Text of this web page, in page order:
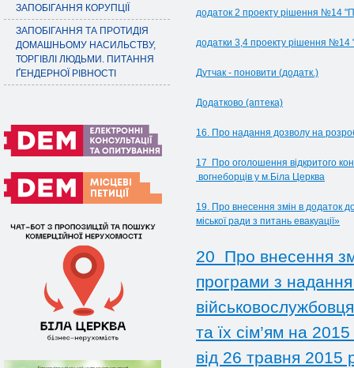
ЗАПОБІГАННЯ КОРУПЦІЇ
ЗАПОБІГАННЯ ТА ПРОТИДІЯ
ДОМАШНЬОМУ НАСИЛЬСТВУ,
ТОРГІВЛІ ЛЮДЬМИ. ПИТАННЯ
ҐЕНДЕРНОЇ РІВНОСТІ
додаток 2 проекту рішення №14
додатки 3,4 проекту рішення №14
Дутчак - поновити (додатк.)
Додатково (аптека)
16. Про надання дозволу на
17 Про оголошення відкритого
вогнеборців у м.Біла Церква
19. Про внесення змін в додаток
міської ради з питань евакуації»
20 Про внесення
програми з
та їх сім’ям на
від 26 травня